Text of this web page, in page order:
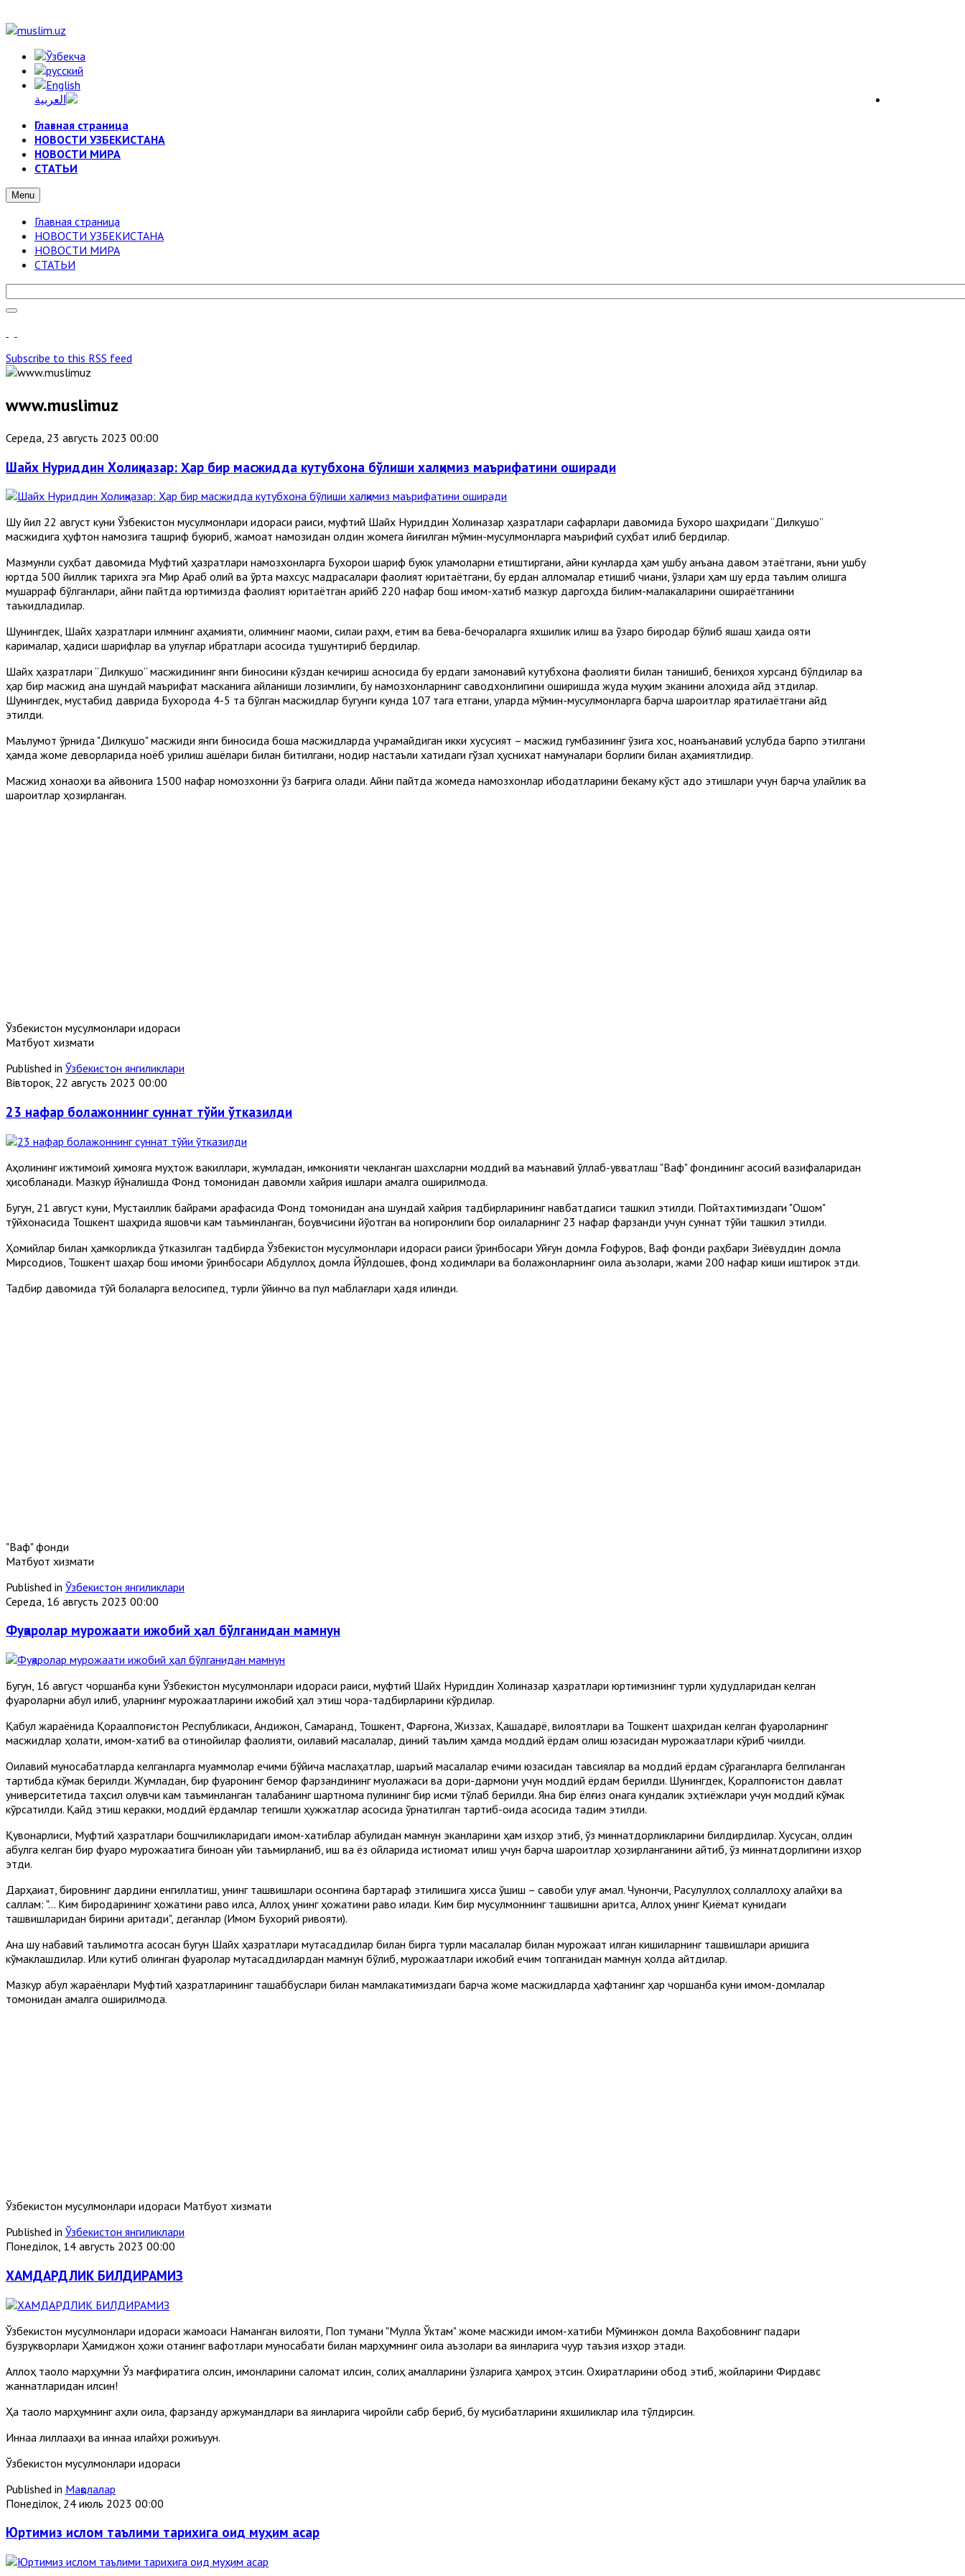
Главная страница
НОВОСТИ УЗБЕКИСТАНА
НОВОСТИ МИРА
СТАТЬИ
Menu
Главная страница
НОВОСТИ УЗБЕКИСТАНА
НОВОСТИ МИРА
СТАТЬИ
Subscribe to this RSS feed
www.muslimuz
Середа, 23 августь 2023 00:00
Шайх Нуриддин Холиқназар: Ҳар бир масжидда кутубхона бўлиши халқимиз маърифатини оширади
Шу йил 22 август куни Ўзбекистон мусулмонлари идораси раиси, муфтий Шайх Нуриддин Холиқназар ҳазратлари сафарлари давомида Бухоро шаҳридаги “Дилкушо”
масжидига ҳуфтон намозига ташриф буюриб, жамоат намозидан олдин жомега йиғилган мўмин-мусулмонларга маърифий суҳбат қилиб бердилар.
Мазмунли суҳбат давомида Муфтий ҳазратлари намозхонларга Бухорои шариф буюк уламоларни етиштиргани, айни кунларда ҳам ушбу анъана давом этаётгани, яъни ушбу
юртда 500 йиллик тарихга эга Мир Араб олий ва ўрта махсус мадрасалари фаолият юритаётгани, бу ердан алломалар етишиб чиққани, ўзлари ҳам шу ерда таълим олишга
мушарраф бўлганлари, айни пайтда юртимизда фаолият юритаётган қарийб 220 нафар бош имом-хатиб мазкур даргоҳда билим-малакаларини ошираётганини
таъкидладилар.
Шунингдек, Шайх ҳазратлари илмнинг аҳамияти, олимнинг мақоми, силаи раҳм, етим ва бева-бечораларга яхшилик қилиш ва ўзаро биродар бўлиб яшаш ҳақида ояти
карималар, ҳадиси шарифлар ва улуғлар ибратлари асосида тушунтириб бердилар.
Шайх ҳазратлари “Дилкушо” масжидининг янги биносини кўздан кечириш асносида бу ердаги замонавий кутубхона фаолияти билан танишиб, бениҳоя хурсанд бўлдилар ва
ҳар бир масжид ана шундай маърифат масканига айланиши лозимлиги, бу намозхонларнинг саводхонлигини оширишда жуда муҳим эканини алоҳида қайд этдилар.
Шунингдек, мустабид даврида Бухорода 4-5 та бўлган масжидлар бугунги кунда 107 тага етгани, уларда мўмин-мусулмонларга барча шароитлар яратилаётгани қайд
этилди.
Маълумот ўрнида "Дилкушо" масжиди янги биносида бошқа масжидларда учрамайдиган икки хусусият – масжид гумбазининг ўзига хос, ноанъанавий услубда барпо этилгани
ҳамда жоме деворларида ноёб қурилиш ашёлари билан битилгани, нодир настаълиқ хатидаги гўзал ҳуснихат намуналари борлиги билан аҳамиятлидир.
Масжид хонақоҳи ва айвонига 1500 нафар номозхонни ўз бағрига олади. Айни пайтда жомеда намозхонлар ибодатларини бекаму кўст адо этишлари учун барча қулайлик ва
шароитлар ҳозирланган.
Ўзбекистон мусулмонлари идораси
Матбуот хизмати
Published in Ўзбекистон янгиликлари
Вівторок, 22 августь 2023 00:00
23 нафар болажоннинг суннат тўйи ўтказилди
Аҳолининг ижтимоий ҳимояга муҳтож вакиллари, жумладан, имконияти чекланган шахсларни моддий ва маънавий қўллаб-қувватлаш "Вақф" фондининг асосий вазифаларидан
ҳисобланади. Мазкур йўналишда Фонд томонидан давомли хайрия ишлари амалга оширилмоқда.
Бугун, 21 август куни, Мустақиллик байрами арафасида Фонд томонидан ана шундай хайрия тадбирларининг навбатдагиси ташкил этилди. Пойтахтимиздаги "Оқшом"
тўйхонасида Тошкент шаҳрида яшовчи кам таъминланган, боқувчисини йўқотган ва ногиронлиги бор оилаларнинг 23 нафар фарзанди учун суннат тўйи ташкил этилди.
Ҳомийлар билан ҳамкорликда ўтказилган тадбирда Ўзбекистон мусулмонлари идораси раиси ўринбосари Уйғун домла Ғофуров, Вақф фонди раҳбари Зиёвуддин домла
Мирсодиқов, Тошкент шаҳар бош имоми ўринбосари Абдуллоҳ домла Йўлдошев, фонд ходимлари ва болажонларнинг оила аъзолари, жами 200 нафар киши иштирок этди.
Тадбир давомида тўй болаларга велосипед, турли ўйинчоқ ва пул маблағлари ҳадя қилинди.
"Вақф" фонди
Матбуот хизмати
Published in Ўзбекистон янгиликлари
Середа, 16 августь 2023 00:00
Фуқаролар мурожаати ижобий ҳал бўлганидан мамнун
Бугун, 16 август чоршанба куни Ўзбекистон мусулмонлари идораси раиси, муфтий Шайх Нуриддин Холиқназар ҳазратлари юртимизнинг турли ҳудудларидан келган
фуқароларни қабул қилиб, уларнинг мурожаатларини ижобий ҳал этиш чора-тадбирларини кўрдилар.
Қабул жараёнида Қорақалпоғистон Республикаси, Андижон, Самарқанд, Тошкент, Фарғона, Жиззах, Қашқадарё, вилоятлари ва Тошкент шаҳридан келган фуқароларнинг
масжидлар ҳолати, имом-хатиб ва отинойилар фаолияти, оилавий масалалар, диний таълим ҳамда моддий ёрдам олиш юзасидан мурожаатлари кўриб чиқилди.
Оилавий муносабатларда келганларга муаммолар ечими бўйича маслаҳатлар, шаръий масалалар ечими юзасидан тавсиялар ва моддий ёрдам сўраганларга белгиланган
тартибда кўмак берилди. Жумладан, бир фуқаронинг бемор фарзандининг муолажаси ва дори-дармони учун моддий ёрдам берилди. Шунингдек, Қорқалпоғистон давлат
университетида таҳсил олувчи кам таъминланган талабанинг шартнома пулининг бир қисми тўлаб берилди. Яна бир ёлғиз онага кундалик эҳтиёжлари учун моддий кўмак
кўрсатилди. Қайд этиш керакки, моддий ёрдамлар тегишли ҳужжатлар асосида ўрнатилган тартиб-қоида асосида тақдим этилди.
Қувонарлиси, Муфтий ҳазратлари бошчиликларидаги имом-хатиблар қабулидан мамнун эканларини ҳам изҳор этиб, ўз миннатдорликларини билдирдилар. Хусусан, олдин
қабулга келган бир фуқаро мурожаатига биноан уйи таъмирланиб, қиш ва ёз ойларида истиқомат қилиш учун барча шароитлар ҳозирланганини айтиб, ўз миннатдорлигини изҳор
этди.
Дарҳақиқат, бировнинг дардини енгиллатиш, унинг ташвишлари осонгина бартараф этилишига ҳисса қўшиш – савоби улуғ амал. Чунончи, Расулуллоҳ соллаллоҳу алайҳи ва
саллам: "... Ким биродарининг ҳожатини раво қилса, Аллоҳ унинг ҳожатини раво қилади. Ким бир мусулмоннинг ташвишни аритса, Аллоҳ унинг Қиёмат кунидаги
ташвишларидан бирини аритади", деганлар (Имом Бухорий ривояти).
Ана шу набавий таълимотга асосан бугун Шайх ҳазратлари мутасаддилар билан бирга турли масалалар билан мурожаат қилган кишиларнинг ташвишлари аришига
кўмаклашдилар. Илиқ кутиб олинган фуқаролар мутасаддилардан мамнун бўлиб, мурожаатлари ижобий ечим топганидан мамнун ҳолда қайтдилар.
Мазкур қабул жараёнлари Муфтий ҳазратларининг ташаббуслари билан мамлакатимиздаги барча жоме масжидларда ҳафтанинг ҳар чоршанба куни имом-домлалар
томонидан амалга оширилмоқда.
Ўзбекистон мусулмонлари идораси Матбуот хизмати
Published in Ўзбекистон янгиликлари
Понеділок, 14 августь 2023 00:00
ХАМДАРДЛИК БИЛДИРАМИЗ
Ўзбекистон мусулмонлари идораси жамоаси Наманган вилояти, Поп тумани "Мулла Ўктам" жоме масжиди имом-хатиби Мўминжон домла Ваҳобовнинг падари
бузрукворлари Ҳамиджон ҳожи отанинг вафотлари муносабати билан марҳумнинг оила аъзолари ва яқинларига чуқур таъзия изҳор этади.
Аллоҳ таоло марҳумни Ўз мағфиратига олсин, имонларини саломат қилсин, солиҳ амалларини ўзларига ҳамроҳ этсин. Охиратларини обод этиб, жойларини Фирдавс
жаннатларидан қилсин!
Ҳақ таоло марҳумнинг аҳли оила, фарзанду аржумандлари ва яқинларига чиройли сабр бериб, бу мусибатларини яхшиликлар ила тўлдирсин.
Иннаа лиллааҳи ва иннаа илайҳи рожиъуун.
Ўзбекистон мусулмонлари идораси
Published in Мақолалар
Понеділок, 24 июль 2023 00:00
Юртимиз ислом таълими тарихига оид муҳим асар